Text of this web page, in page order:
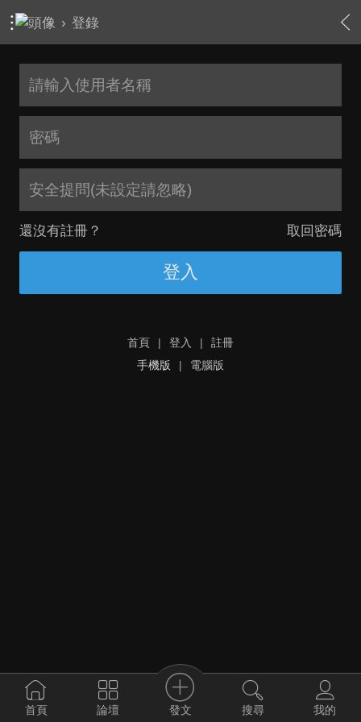
› 登錄
安全提問(未設定請忽略)
還沒有註冊？ 取回密碼
登入
首頁 | 登入 |
註冊
手機版
| 電腦版
首頁 論壇 發文 搜尋 我的